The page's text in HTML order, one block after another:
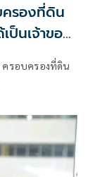
รองที่ดิน
ป็นเจ้าของ
ครอบครองที่ดิน